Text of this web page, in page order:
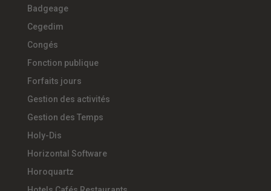
Badgeage
Cegedim
Congés
Fonction publique
Forfaits jours
Gestion des activités
Gestion des Temps
Holy-Dis
Horizontal Software
Horoquartz